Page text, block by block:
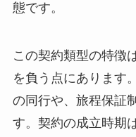
態です。
この契約類型の特徴
を負う点にあります
の同行や、旅程保証
す。契約の成立時期